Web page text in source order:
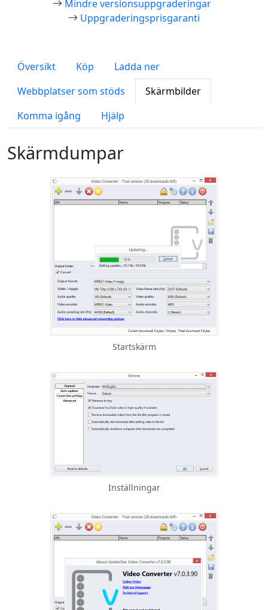
Mindre versionsuppgraderingar
Uppgraderingsprisgaranti
Översikt Köp
Ladda ner
Webbplatser som stöds
Skärmbilder
Komma igång
Hjälp
Skärmdumpar
Startskärm
Inställningar